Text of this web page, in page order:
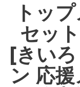
トッ
セッ
[きい
ン 応